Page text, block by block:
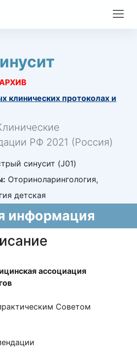
клинических протоколах и
РФ 2021 (Россия)
синусит (J01)
Оториноларингология,
детская
информация
ассоциация
Советом